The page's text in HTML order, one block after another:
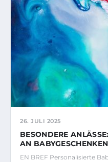
26. JULI 2025
BESONDERE
AN BABYGESCHENKEN
EN BREF Personalisierte